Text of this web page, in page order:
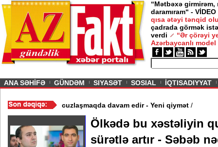
“Mətbəxə girmirəm,
daramıram“ - VİDEO
qısa ətəyi tənqid
çadrada görmək
verdi
“Ər çörəyi
Azərbaycanlı model
ANA SƏHİFƏ GÜNDƏM SIYASƏT SOSIAL İQTISADIYYAT
/ Azərbaycan nefti ucuzlaşmaqda davam edir - Yeni qiymət
Ölkədə bu xəstəliyin
sürətlə artır - Səbəb